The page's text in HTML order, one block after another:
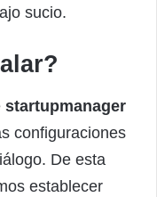
sucio.
startupmanager
configuraciones
De esta
establecer